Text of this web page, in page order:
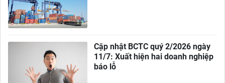
Cập nhật BCTC quý 2/2026 ngày
11/7: Xuất hiện hai doanh nghiệp
báo lỗ